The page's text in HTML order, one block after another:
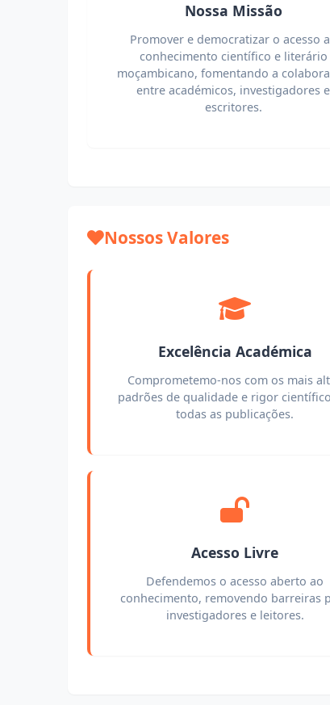
Nossa Missão
Promover e democratizar o acesso
conhecimento científico e literário
moçambicano, fomentando a
entre académicos, investigadores e
escritores.
Nossos Valores
Excelência Académica
Comprometemo-nos com os mais
padrões de qualidade e rigor
todas as publicações.
Acesso Livre
Defendemos o acesso aberto ao
conhecimento, removendo barreiras
investigadores e leitores.